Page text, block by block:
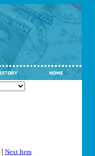
| Next Item